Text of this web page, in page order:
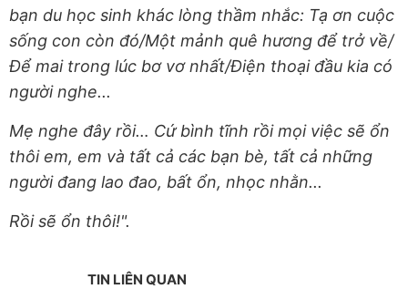
bạn du học sinh khác lòng thầm nhắc: Tạ ơn cuộc
sống con còn đó/Một mảnh quê hương để trở về/
Để mai trong lúc bơ vơ nhất/Điện thoại đầu kia có
người nghe...
Mẹ nghe đây rồi… Cứ bình tĩnh rồi mọi việc sẽ ổn
thôi em, em và tất cả các bạn bè, tất cả những
người đang lao đao, bất ổn, nhọc nhằn...
Rồi sẽ ổn thôi!".
TIN LIÊN QUAN